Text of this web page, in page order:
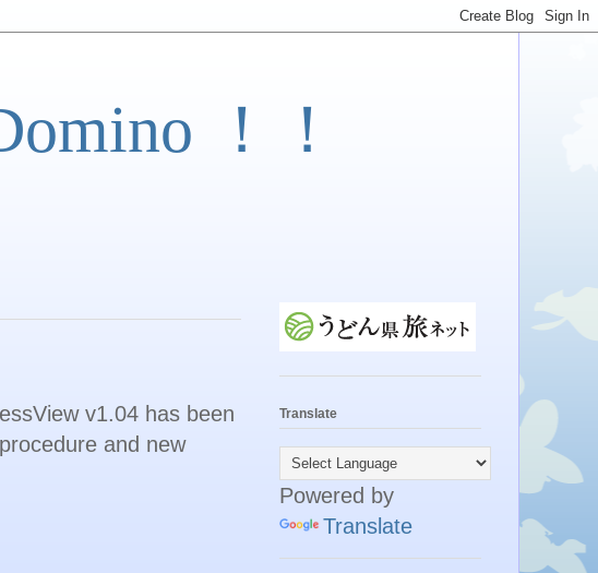
！！
v1.04 has been
and new
Translate
Powered by
Translate